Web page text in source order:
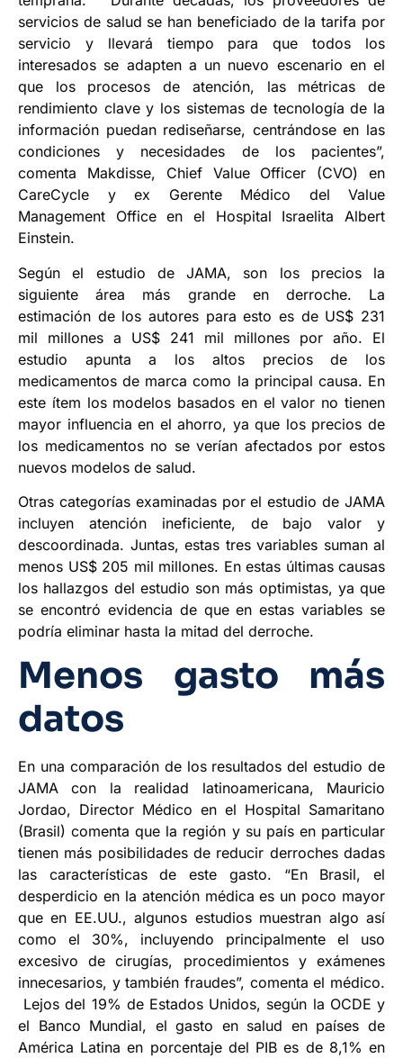
servicios de salud se han beneficiado de la tarifa por
servicio y llevará tiempo para que todos los
interesados se adapten a un nuevo escenario en el
que los procesos de atención, las métricas de
rendimiento clave y los sistemas de tecnología de la
información puedan rediseñarse, centrándose en las
condiciones y necesidades de los pacientes”,
comenta Makdisse, Chief Value Officer (CVO) en
CareCycle y ex Gerente Médico del Value
Management Office en el Hospital Israelita Albert
Einstein.
Según el estudio de JAMA, son los precios la
siguiente área más grande en derroche. La
estimación de los autores para esto es de US$ 231
mil millones a US$ 241 mil millones por año. El
estudio apunta a los altos precios de los
medicamentos de marca como la principal causa. En
este ítem los modelos basados en el valor no tienen
mayor influencia en el ahorro, ya que los precios de
los medicamentos no se verían afectados por estos
nuevos modelos de salud.
Otras categorías examinadas por el estudio de JAMA
incluyen atención ineficiente, de bajo valor y
descoordinada. Juntas, estas tres variables suman al
menos US$ 205 mil millones. En estas últimas causas
los hallazgos del estudio son más optimistas, ya que
se encontró evidencia de que en estas variables se
podría eliminar hasta la mitad del derroche.
Menos gasto más
datos
En una comparación de los resultados del estudio de
JAMA con la realidad latinoamericana, Mauricio
Jordao, Director Médico en el Hospital Samaritano
(Brasil) comenta que la región y su país en particular
tienen más posibilidades de reducir derroches dadas
las características de este gasto. “En Brasil, el
desperdicio en la atención médica es un poco mayor
que en EE.UU., algunos estudios muestran algo así
como el 30%, incluyendo principalmente el uso
excesivo de cirugías, procedimientos y exámenes
innecesarios, y también fraudes”, comenta el médico.
Lejos del 19% de Estados Unidos, según la OCDE y
el Banco Mundial, el gasto en salud en países de
América Latina en porcentaje del PIB es de 8,1% en